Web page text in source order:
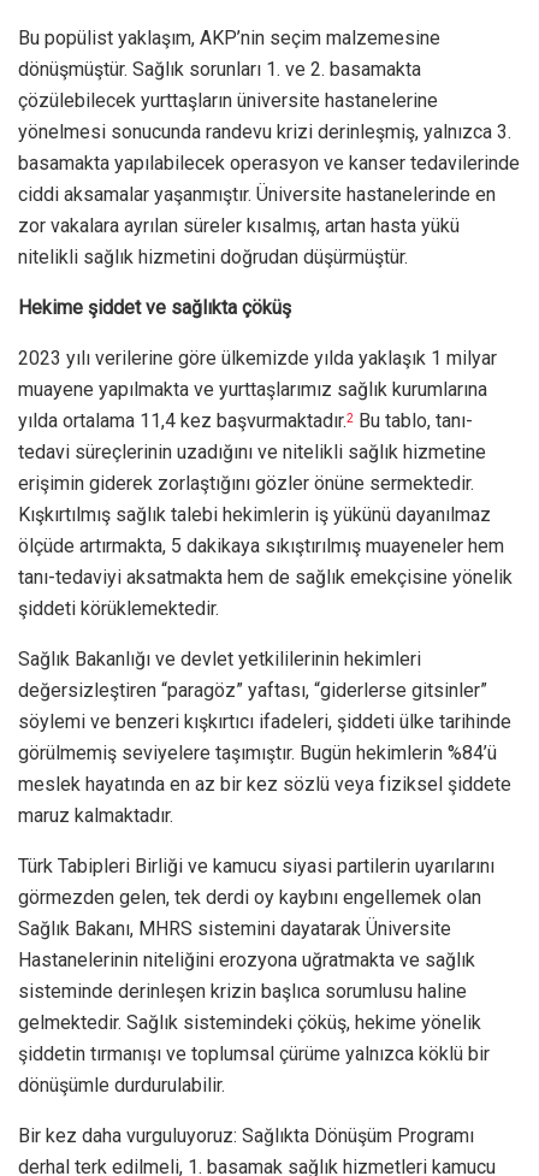
Bu popülist yaklaşım, AKP’nin seçim malzemesine
dönüşmüştür. Sağlık sorunları 1. ve 2. basamakta
çözülebilecek yurttaşların üniversite hastanelerine
yönelmesi sonucunda randevu krizi derinleşmiş, yalnızca 3.
basamakta yapılabilecek operasyon ve kanser tedavilerinde
ciddi aksamalar yaşanmıştır. Üniversite hastanelerinde en
zor vakalara ayrılan süreler kısalmış, artan hasta yükü
nitelikli sağlık hizmetini doğrudan düşürmüştür.
Hekime şiddet ve sağlıkta çöküş
2023 yılı verilerine göre ülkemizde yılda yaklaşık 1 milyar
muayene yapılmakta ve yurttaşlarımız sağlık kurumlarına
yılda ortalama 11,4 kez başvurmaktadır.2 Bu tablo, tanı-
tedavi süreçlerinin uzadığını ve nitelikli sağlık hizmetine
erişimin giderek zorlaştığını gözler önüne sermektedir.
Kışkırtılmış sağlık talebi hekimlerin iş yükünü dayanılmaz
ölçüde artırmakta, 5 dakikaya sıkıştırılmış muayeneler hem
tanı-tedaviyi aksatmakta hem de sağlık emekçisine yönelik
şiddeti körüklemektedir.
Sağlık Bakanlığı ve devlet yetkililerinin hekimleri
değersizleştiren “paragöz” yaftası, “giderlerse gitsinler”
söylemi ve benzeri kışkırtıcı ifadeleri, şiddeti ülke tarihinde
görülmemiş seviyelere taşımıştır. Bugün hekimlerin %84’ü
meslek hayatında en az bir kez sözlü veya fiziksel şiddete
maruz kalmaktadır.
Türk Tabipleri Birliği ve kamucu siyasi partilerin uyarılarını
görmezden gelen, tek derdi oy kaybını engellemek olan
Sağlık Bakanı, MHRS sistemini dayatarak Üniversite
Hastanelerinin niteliğini erozyona uğratmakta ve sağlık
sisteminde derinleşen krizin başlıca sorumlusu haline
gelmektedir. Sağlık sistemindeki çöküş, hekime yönelik
şiddetin tırmanışı ve toplumsal çürüme yalnızca köklü bir
dönüşümle durdurulabilir.
Bir kez daha vurguluyoruz: Sağlıkta Dönüşüm Programı
derhal terk edilmeli, 1. basamak sağlık hizmetleri kamucu